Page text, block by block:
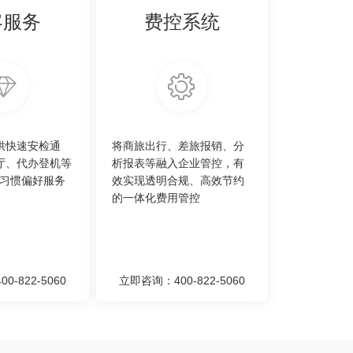
务
快速安检通
、代办登机等
惯偏好服务
822-5060
费控系统
将商旅出行、差旅报销、分
析报表等融入企业管控，有
效实现透明合规、高效节约
的一体化费用管控
立即咨询：400-822-5060